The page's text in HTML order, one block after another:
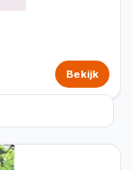
Bekijk